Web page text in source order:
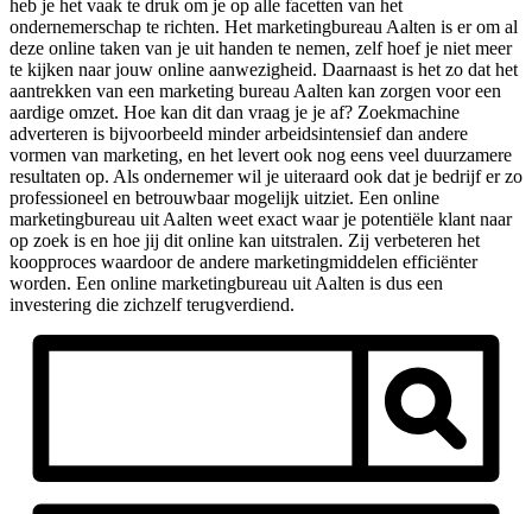
heb je het vaak te druk om je op alle facetten van het
ondernemerschap te richten. Het marketingbureau Aalten is er om al
deze online taken van je uit handen te nemen, zelf hoef je niet meer
te kijken naar jouw online aanwezigheid. Daarnaast is het zo dat het
aantrekken van een marketing bureau Aalten kan zorgen voor een
aardige omzet. Hoe kan dit dan vraag je je af? Zoekmachine
adverteren is bijvoorbeeld minder arbeidsintensief dan andere
vormen van marketing, en het levert ook nog eens veel duurzamere
resultaten op. Als ondernemer wil je uiteraard ook dat je bedrijf er zo
professioneel en betrouwbaar mogelijk uitziet. Een online
marketingbureau uit Aalten weet exact waar je potentiële klant naar
op zoek is en hoe jij dit online kan uitstralen. Zij verbeteren het
koopproces waardoor de andere marketingmiddelen efficiënter
worden. Een online marketingbureau uit Aalten is dus een
investering die zichzelf terugverdiend.